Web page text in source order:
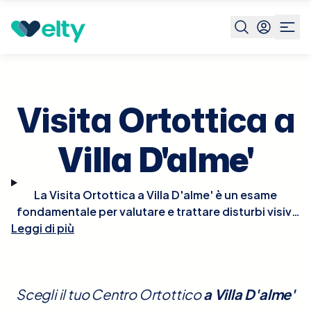
Prenota visita Villa D'alme'
Visita Ortottica a
Villa D'alme'
La Visita Ortottica a Villa D'alme' è un esame
fondamentale per valutare e trattare disturbi visivi
come strabismo, ambliopia (occhio pigro) e
capacità degli occhi di coordinarsi e lavorare
Leggi di più
Scegli il tuo Centro Ortotticoa Villa D'alme'